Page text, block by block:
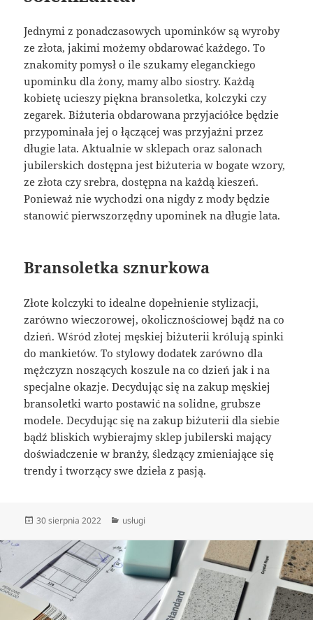
Jednymi z ponadczasowych upominków są wyroby
ze złota, jakimi możemy obdarować każdego. To
znakomity pomysł o ile szukamy eleganckiego
upominku dla żony, mamy albo siostry. Każdą
kobietę ucieszy piękna bransoletka, kolczyki czy
zegarek. Biżuteria obdarowana przyjaciółce będzie
przypominała jej o łączącej was przyjaźni przez
długie lata. Aktualnie w sklepach oraz salonach
jubilerskich dostępna jest biżuteria w bogate wzory,
ze złota czy srebra, dostępna na każdą kieszeń.
Ponieważ nie wychodzi ona nigdy z mody będzie
stanowić pierwszorzędny upominek na długie lata.
Bransoletka sznurkowa
Złote kolczyki to idealne dopełnienie stylizacji,
zarówno wieczorowej, okolicznościowej bądź na co
dzień. Wśród złotej męskiej biżuterii królują spinki
do mankietów. To stylowy dodatek zarówno dla
mężczyzn noszących koszule na co dzień jak i na
specjalne okazje. Decydując się na zakup męskiej
bransoletki warto postawić na solidne, grubsze
modele. Decydując się na zakup biżuterii dla siebie
bądź bliskich wybierajmy sklep jubilerski mający
doświadczenie w branży, śledzący zmieniające się
trendy i tworzący swe dzieła z pasją.
Data
30 sierpnia 2022 Kategorie
usługi